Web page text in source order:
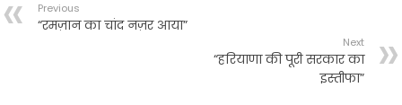
Previous
“रमज़ान का चांद नज़र आया”
Next
“हरियाणा की पूरी सरकार का
इस्तीफा”